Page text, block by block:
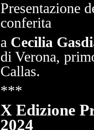
Presentazione
conferita
a Cecilia
di Verona,
Callas.
***
X Edizione
2024